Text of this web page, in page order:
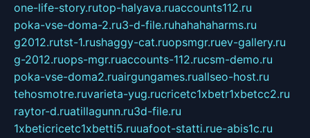
one-life-story.rutop-halyava.ruaccounts112.ru
poka-vse-doma-2.ru3-d-file.ruhahahaharms.ru
g2012.rutst-1.rushaggy-cat.ruopsmgr.ruev-gallery.ru
g-2012.ruops-mgr.ruaccounts-112.rucsm-demo.ru
poka-vse-doma2.ruairgungames.ruallseo-host.ru
tehosmotre.ruvarieta-yug.rucricetc1xbetr1xbetcc2.ru
raytor-d.ruatillagunn.ru3d-file.ru
1xbeticricetc1xbetti5.ruuafoot-statti.rue-abis1c.ru